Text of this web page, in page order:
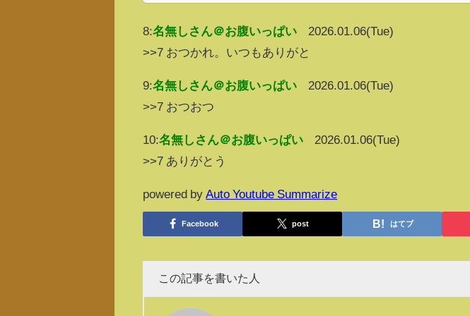
8:名無しさん＠お腹いっぱい
2026.01.06(Tue)
>>7 おつかれ。いつもありがと
9:名無しさん＠お腹いっぱい
2026.01.06(Tue)
>>7 おつおつ
10:名無しさん＠お腹いっぱい
2026.01.06(Tue)
>>7 ありがとう
powered by Auto Youtube Summarize
Facebook post はてブ
この記事を書いた人